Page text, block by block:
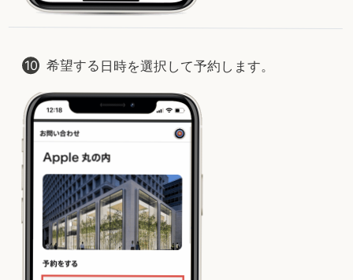
希望する日時を選択して予約します。